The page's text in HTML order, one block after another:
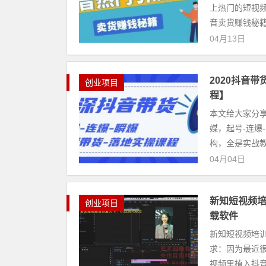
上热门的短视
音卖货赚钱秘
04月13日
创业项目
2020抖音带
程】
本文给大家分
媒，起号-连爆-瞬爆-直播
04月04日
创业项目
新知短视频
载软件
新知短视频培
求：因为最近
视频里植入抖